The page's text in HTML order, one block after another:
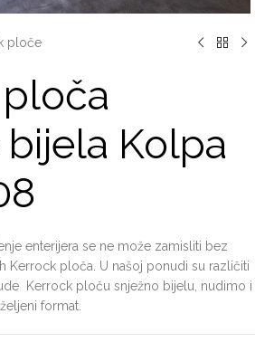
ploče
Kolpa
enterijera se ne može zamisliti bez
Kerrock ploča. U našoj ponudi su različiti
Kerrock ploču snježno bijelu, nudimo i
format.